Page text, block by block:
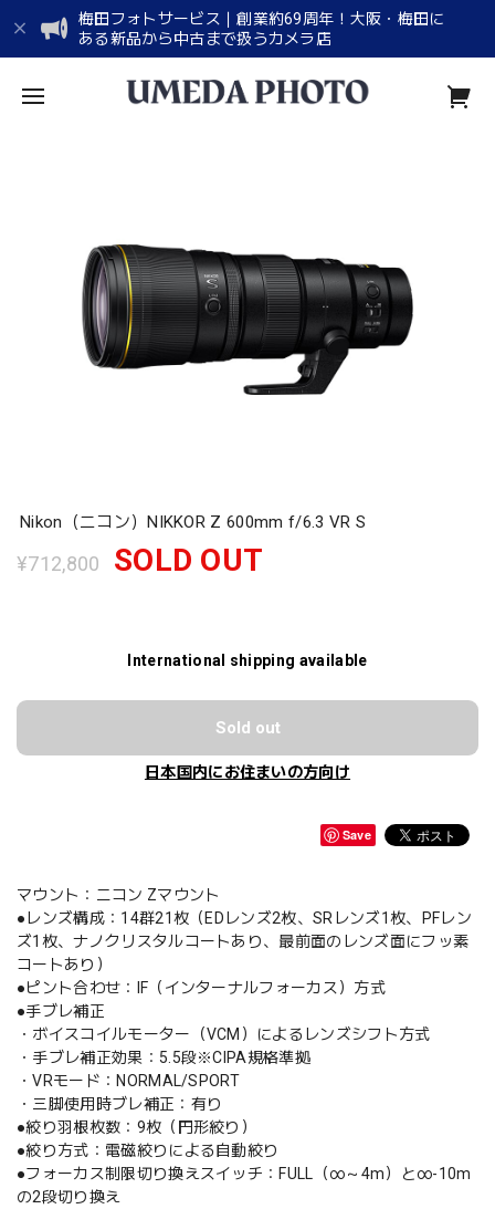
梅田フォトサービス｜創業約69周年！大阪・梅田に
ある新品から中古まで扱うカメラ店
Nikon（ニコン）NIKKOR Z 600mm f/6.3 VR S
¥712,800 SOLD OUT
International shipping available
Sold out
日本国内にお住まいの方向け
Save
マウント：ニコン Zマウント
●レンズ構成：14群21枚（EDレンズ2枚、SRレンズ1枚、PFレン
ズ1枚、ナノクリスタルコートあり、最前面のレンズ面にフッ素
コートあり）
●ピント合わせ：IF（インターナルフォーカス）方式
●手ブレ補正
・ボイスコイルモーター（VCM）によるレンズシフト方式
・手ブレ補正効果：5.5段※CIPA規格準拠
・VRモード：NORMAL/SPORT
・三脚使用時ブレ補正：有り
●絞り羽根枚数：9枚（円形絞り）
●絞り方式：電磁絞りによる自動絞り
●フォーカス制限切り換えスイッチ：FULL（∞～4m）と∞-10m
の2段切り換え